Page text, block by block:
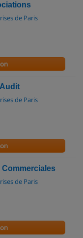
de Paris
de Paris
Commerciales
de Paris